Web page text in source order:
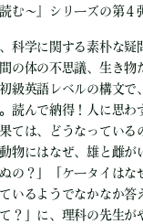
む～』シリーズの第４
科学に関する素朴な疑
の体の不思議、生き物
級英語レベルの構文で
読んで納得！人に思わ
ては、どうなっている
物にはなぜ、雄と雌が
の？」「ケータイはな
いるようでなかなか答
？」に、理科の先生が